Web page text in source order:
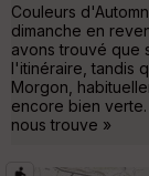
Couleurs
dimanche en
avons trouvé que
l'itinéraire, tandis
Morgon,
encore bien
nous trouve »